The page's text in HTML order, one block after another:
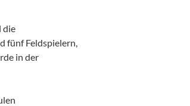
die
fünf Feldspielern,
in der